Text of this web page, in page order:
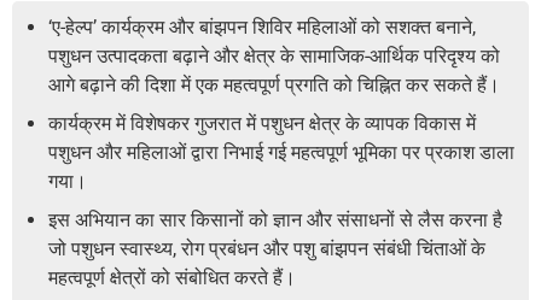
‘ए-हेल्प’ कार्यक्रम और बांझपन शिविर महिलाओं को सशक्त बनाने,
पशुधन उत्पादकता बढ़ाने और क्षेत्र के सामाजिक-आर्थिक परिदृश्य को
आगे बढ़ाने की दिशा में एक महत्वपूर्ण प्रगति को चिह्नित कर सकते हैं।
कार्यक्रम में विशेषकर गुजरात में पशुधन क्षेत्र के व्यापक विकास में
पशुधन और महिलाओं द्वारा निभाई गई महत्वपूर्ण भूमिका पर प्रकाश डाला
गया।
इस अभियान का सार किसानों को ज्ञान और संसाधनों से लैस करना है
जो पशुधन स्वास्थ्य, रोग प्रबंधन और पशु बांझपन संबंधी चिंताओं के
महत्वपूर्ण क्षेत्रों को संबोधित करते हैं।